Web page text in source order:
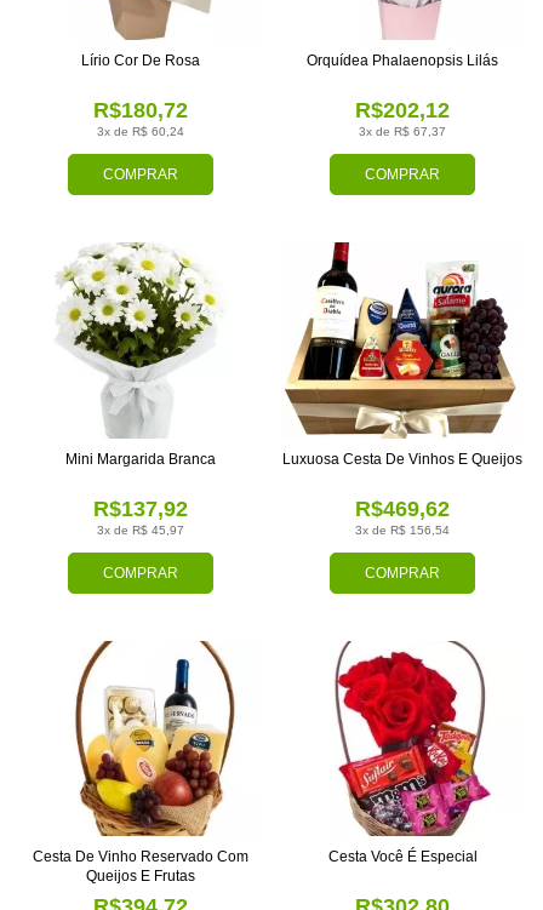
COMPRAR
3x de R$ 60,24
R$180,72
Lírio Cor De Rosa
COMPRAR
3x de R$ 67,37
R$202,12
Orquídea Phalaenopsis Lilás
COMPRAR
3x de R$ 45,97
R$137,92
Mini Margarida Branca
COMPRAR
3x de R$ 156,54
R$469,62
Luxuosa Cesta De Vinhos E Queijos
Cesta De Vinho Reservado Com
Queijos E Frutas
Cesta Você É Especial